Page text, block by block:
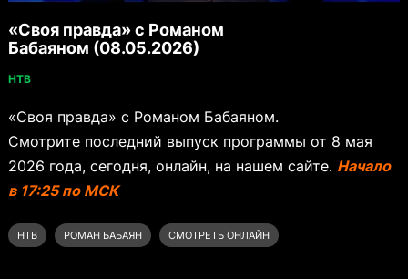
«Своя правда» с Романом
Бабаяном (08.05.2026)
НТВ
«Своя правда» с Романом Бабаяном.
Смотрите последний выпуск программы от 8 мая
2026 года, сегодня, онлайн, на нашем сайте. Начало
в 17:25 по МСК
НТВ РОМАН БАБАЯН СМОТРЕТЬ ОНЛАЙН